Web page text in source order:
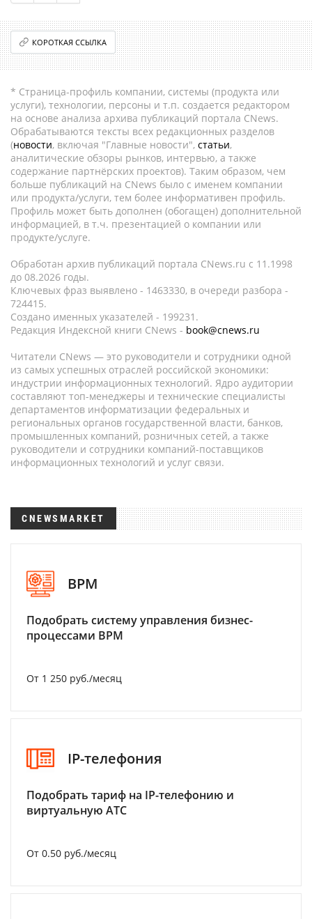
КОРОТКАЯ ССЫЛКА
* Страница-профиль компании, системы (продукта или
услуги), технологии, персоны и т.п. создается редактором
на основе анализа архива публикаций портала CNews.
Обрабатываются тексты всех редакционных разделов
(новости, включая "Главные новости", статьи,
аналитические обзоры рынков, интервью, а также
содержание партнёрских проектов). Таким образом, чем
больше публикаций на CNews было с именем компании
или продукта/услуги, тем более информативен профиль.
Профиль может быть дополнен (обогащен) дополнительной
информацией, в т.ч. презентацией о компании или
продукте/услуге.
Обработан архив публикаций портала CNews.ru c 11.1998
до 08.2026 годы.
Ключевых фраз выявлено - 1463330, в очереди разбора -
724415.
Создано именных указателей - 199231.
Редакция Индексной книги CNews - book@cnews.ru
Читатели CNews — это руководители и сотрудники одной
из самых успешных отраслей российской экономики:
индустрии информационных технологий. Ядро аудитории
составляют топ-менеджеры и технические специалисты
департаментов информатизации федеральных и
региональных органов государственной власти, банков,
промышленных компаний, розничных сетей, а также
руководители и сотрудники компаний-поставщиков
информационных технологий и услуг связи.
CNEWSMARKET
BPM
Подобрать систему управления бизнес-
процессами BPM
От 1 250 руб./месяц
IP-телефония
Подобрать тариф на IP-телефонию и
виртуальную АТС
От 0.50 руб./месяц